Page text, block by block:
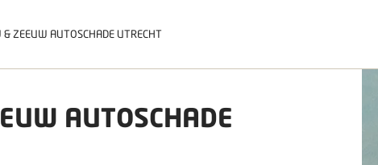
& ZEEUW AUTOSCHADE UTRECHT
AUTOSCHADE